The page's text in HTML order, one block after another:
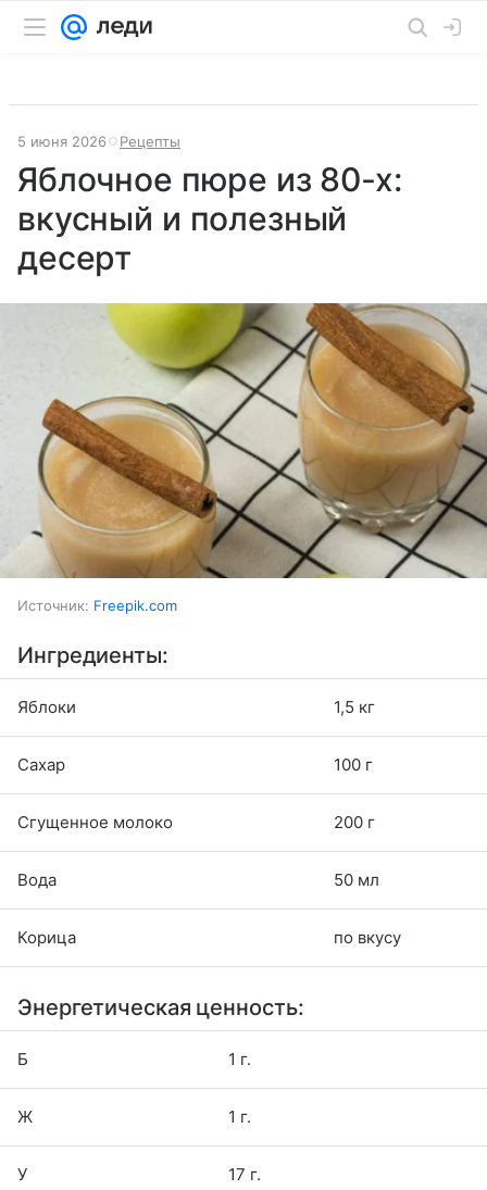
5 июня 2026 Рецепты
Яблочное пюре из 80-х:
вкусный и полезный
десерт
Источник: Freepik.com
Ингредиенты:
Яблоки 1,5 кг
Сахар 100 г
Сгущенное молоко 200 г
Вода 50 мл
Корица по вкусу
Энергетическая ценность:
Б 1 г.
Ж 1 г.
У 17 г.